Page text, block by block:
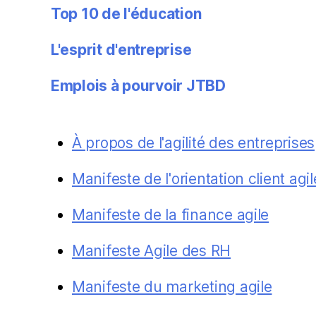
Top 10 de l'éducation
L'esprit d'entreprise
Emplois à pourvoir JTBD
À propos de l'agilité des entreprises
Manifeste de l'orientation client
Manifeste de la finance agile
Manifeste Agile des RH
Manifeste du marketing agile